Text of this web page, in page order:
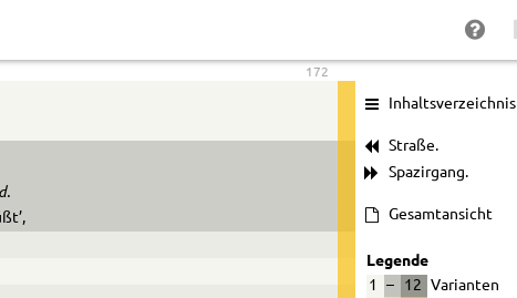
172
Inhaltsverzeichnis
Straße.
Spazirgang.
Gesamtansicht
Legende
1 – 12
Varianten